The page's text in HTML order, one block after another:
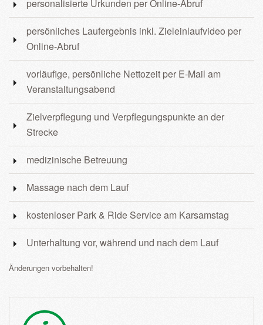
personalisierte Urkunden per Online-Abruf
persönliches Laufergebnis inkl. Zieleinlaufvideo per
Online-Abruf
vorläufige, persönliche Nettozeit per E-Mail am
Veranstaltungsabend
Zielverpflegung und Verpflegungspunkte an der
Strecke
medizinische Betreuung
Massage nach dem Lauf
kostenloser Park & Ride Service am Karsamstag
Unterhaltung vor, während und nach dem Lauf
Änderungen vorbehalten!